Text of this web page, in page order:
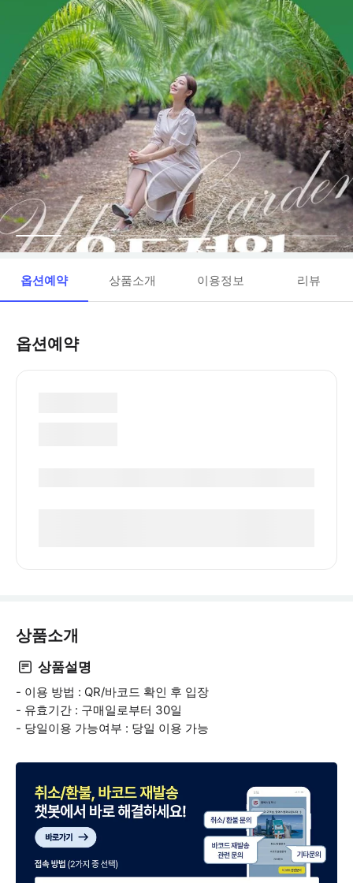
옵션예약 상품소개 이용정보 리뷰
옵션예약
상품소개
상품설명
- 이용 방법 : QR/바코드 확인 후 입장
- 유효기간 : 구매일로부터 30일
- 당일이용 가능여부 : 당일 이용 가능